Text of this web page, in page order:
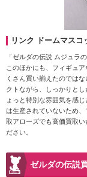
リンク ドームマスコ
「ゼルダの伝説 ムジュラ
このほかにも、フィギュ
くさん買い揃えたのでは
クトながら、しっかりと
ょっと特別な雰囲気を感
は生産されていないため
取アローズでも高価買取
ださい。
ゼルダの伝説